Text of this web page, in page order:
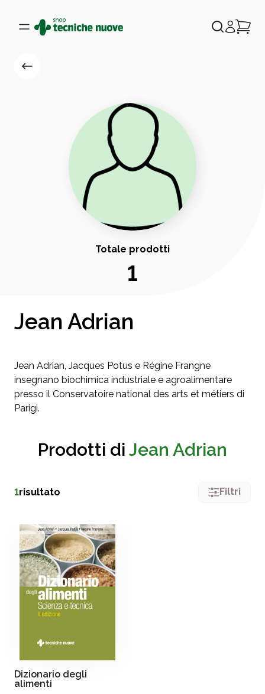
Totale prodotti
1
Jean Adrian
Jean Adrian, Jacques Potus e Régine Frangne
insegnano biochimica industriale e agroalimentare
presso il Conservatoire national des arts et métiers di
Parigi.
Prodotti di Jean Adrian
1risultato Filtri
Dizionario degli
alimenti